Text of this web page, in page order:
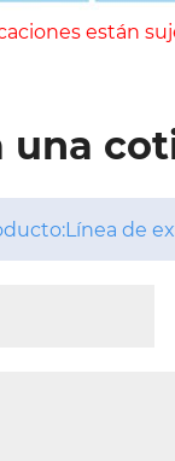
están
una